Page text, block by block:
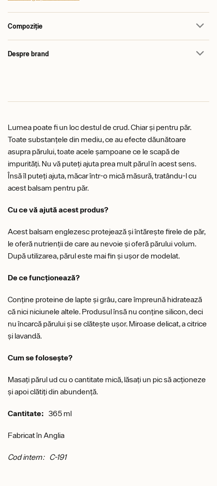
Compoziție
Despre brand
Lumea poate fi un loc destul de crud. Chiar și pentru păr.
Toate substanțele din mediu, ce au efecte dăunătoare
asupra părului, toate acele șampoane ce le scapă de
impurități. Nu vă puteți ajuta prea mult părul în acest sens.
Însă îl puteți ajuta, măcar într-o mică măsură, tratându-l cu
acest balsam pentru păr.
Cu ce vă ajută acest produs?
Acest balsam englezesc protejează și întărește firele de păr,
le oferă nutrienții de care au nevoie și oferă părului volum.
După utilizarea, părul este mai fin și ușor de modelat.
De ce funcționează?
Conține proteine de lapte și grâu, care împreună hidratează
că nici niciunele altele. Produsul însă nu conține silicon, deci
nu încarcă părului și se clătește ușor. Miroase delicat, a citrice
și lavandă.
Cum se folosește?
Masați părul ud cu o cantitate mică, lăsați un pic să acționeze
și apoi clătiți din abundență.
Cantitate: 365 ml
Fabricat în Anglia
Cod intern: C-191